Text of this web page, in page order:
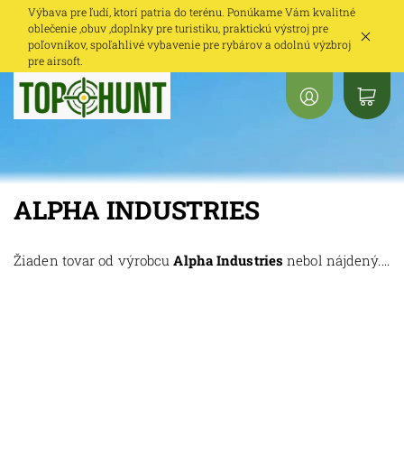
Výbava pre ľudí, ktorí patria do terénu. Ponúkame Vám kvalitné
oblečenie ,obuv ,doplnky pre turistiku, praktickú výstroj pre
poľovníkov, spoľahlivé vybavenie pre rybárov a odolnú výzbroj
pre airsoft.
ALPHA INDUSTRIES
Žiaden tovar od výrobcuAlpha Industries nebol nájdený....